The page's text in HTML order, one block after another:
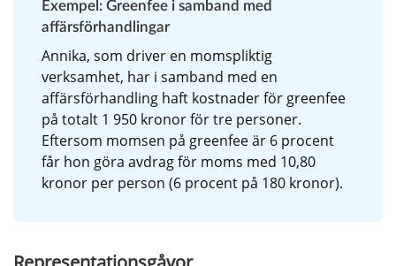
Exempel: Greenfee i samband med
affärsförhandlingar
Annika, som driver en momspliktig
verksamhet, har i samband med en
affärsförhandling haft kostnader för greenfee
på totalt 1 950 kronor för tre personer.
Eftersom momsen på greenfee är 6 procent
får hon göra avdrag för moms med 10,80
kronor per person (6 procent på 180 kronor).